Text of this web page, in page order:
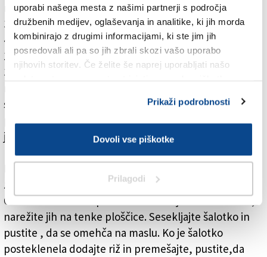
uporabi našega mesta z našimi partnerji s področja
družbenih medijev, oglaševanja in analitike, ki jih morda
kombinirajo z drugimi informacijami, ki ste jim jih
posredovali ali pa so jih zbrali skozi vašo uporabo
njihovih storitev. Če želite še naprej uporabljati našo
Prikaži podrobnosti
Dovoli vse piškotke
Prilagodi
nastrgano lupino ene limone
30 gr masla
4 artičoke (lahko so tudi globoko zamrznjene)
150 gr strakina
3 žlice nastrganega parmezana
sol
poper
jušno osnovo
zelene, korenja, pora ali čebule in z njo zalivamo riž.
Očistite artičoke in pustite le notranje mehke lističe,
narežite jih na tenke ploščice. Sesekljajte šalotko in
pustite , da se omehča na maslu. Ko je šalotko
posteklenela dodajte riž in premešajte, pustite,da